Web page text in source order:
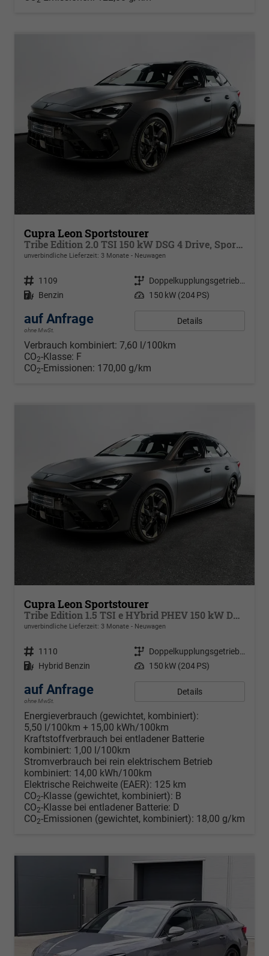
Cupra Leon Sportstourer
Tribe Edition 2.0 TSI 150 kW DSG 4 Drive, Sportschalensitze beheizbar, elektrisch einstellbar, DCC Fahrwerk, 19 Zoll Alufelgen ,Cupra Seitenschweller, Klimaautomatik 3 Zonen,
unverbindliche Lieferzeit: 3 Monate Neuwagen
Fahrzeugnr. 1109 Getriebe
Doppelkupplungsgetriebe (DSG)
Kraftstoff Benzin Leistung 150 kW (204 PS)
auf Anfrage
ohne MwSt.
Details
Verbrauch kombiniert: 7,60 l/100km
CO2-Klasse: F
CO2-Emissionen: 170,00 g/km
Cupra Leon Sportstourer
Tribe Edition 1.5 TSI e HYbrid PHEV 150 kW DSG 6, Sportschalensitze beheizbar, elektrisch einstellbar, DCC Fahrwerk, 19 Zoll Alufelgen ,Cupra Seitenschweller, Klimaautomatik 3 Zonen,
unverbindliche Lieferzeit: 3 Monate Neuwagen
Fahrzeugnr. 1110 Getriebe
Doppelkupplungsgetriebe (DSG)
Kraftstoff Hybrid Benzin Leistung 150 kW (204 PS)
auf Anfrage
ohne MwSt.
Details
Energieverbrauch (gewichtet, kombiniert):
5,50 l/100km + 15,00 kWh/100km
Kraftstoffverbrauch bei entladener Batterie
kombiniert: 1,00 l/100km
Stromverbrauch bei rein elektrischem Betrieb
kombiniert: 14,00 kWh/100km
Elektrische Reichweite (EAER): 125 km
CO2-Klasse (gewichtet, kombiniert): B
CO2-Klasse bei entladener Batterie: D
CO2-Emissionen (gewichtet, kombiniert): 18,00 g/km